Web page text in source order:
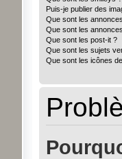
Puis-je publier des
Que sont les
Que sont les
Que sont les post-it ?
Que sont les sujets
Que sont les icônes